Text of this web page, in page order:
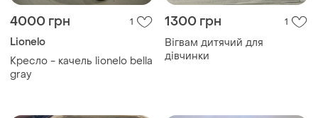
4000 грн 1
Lionelo
Кресло - качель lionelo bella
gray
1300 грн 1
Вігвам дитячий для
дівчинки